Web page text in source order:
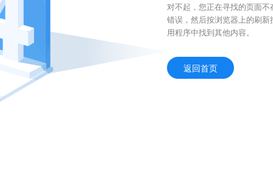
对不起，您正在寻找的页面
错误，然后按浏览器上的刷
用程序中找到其他内容。
返回首页